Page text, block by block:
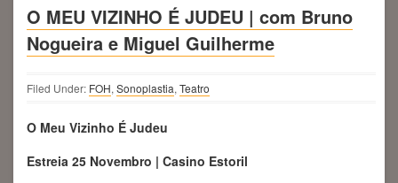
O MEU VIZINHO É JUDEU | com Bruno
Nogueira e Miguel Guilherme
Filed Under: FOH, Sonoplastia, Teatro
O Meu Vizinho É Judeu
Estreia 25 Novembro | Casino Estoril